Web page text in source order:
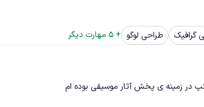
گرافیک طراحی لوگو +
5 مهارت دیگر
در زمینه ی پخش آثار موسیقی بوده ام